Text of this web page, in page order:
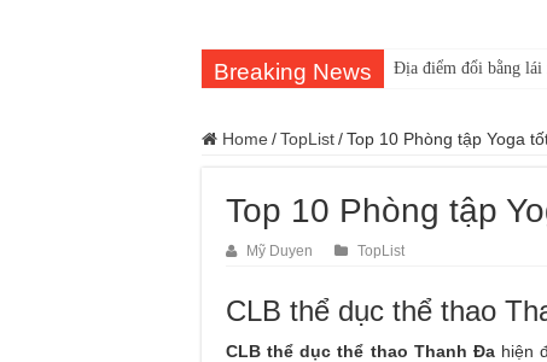
Breaking News Địa điểm đổi bằng lái
Home /TopList/Top 10 Phòng tập Yoga
Top 10 Phòng tập
Mỹ Duyen TopList
CLB thể dục thể thao
CLB thể dục thể thao Thanh Đahiện